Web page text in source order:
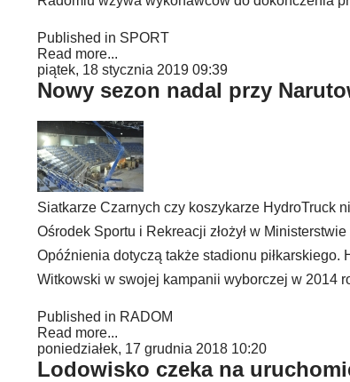
Published in SPORT
Read more...
piątek, 18 stycznia 2019 09:39
Nowy sezon nadal przy
Siatkarze Czarnych czy koszykarze HydroTruck
Ośrodek Sportu i Rekreacji złożył w
Opóźnienia dotyczą także stadionu piłkarskiego.
Witkowski w swojej kampanii wyborczej w 2014
Published in RADOM
Read more...
poniedziałek, 17 grudnia 2018 10:20
Lodowisko czeka na